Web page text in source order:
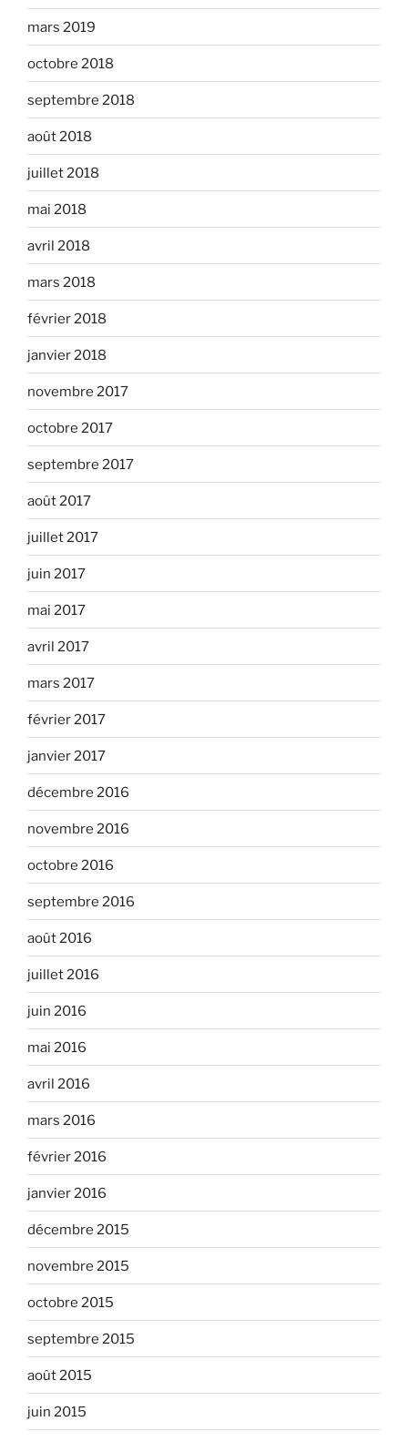
mars 2019
octobre 2018
septembre 2018
août 2018
juillet 2018
mai 2018
avril 2018
mars 2018
février 2018
janvier 2018
novembre 2017
octobre 2017
septembre 2017
août 2017
juillet 2017
juin 2017
mai 2017
avril 2017
mars 2017
février 2017
janvier 2017
décembre 2016
novembre 2016
octobre 2016
septembre 2016
août 2016
juillet 2016
juin 2016
mai 2016
avril 2016
mars 2016
février 2016
janvier 2016
décembre 2015
novembre 2015
octobre 2015
septembre 2015
août 2015
juin 2015